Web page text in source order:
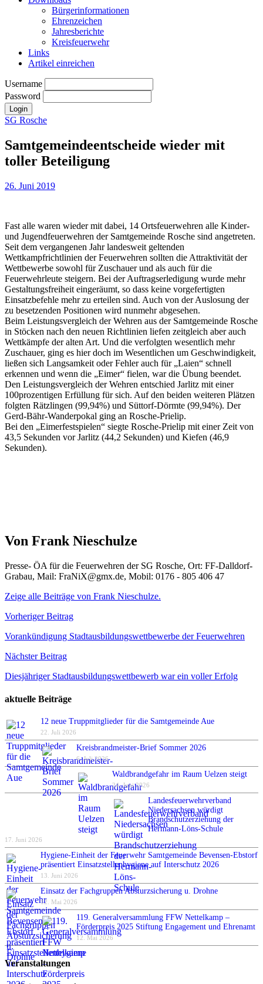
Bürgerinformationen
Ehrenzeichen
Jahresberichte
Kreisfeuerwehr
Links
Artikel einreichen
Username
Password
SG Rosche
Samtgemeindeentscheide wieder mit
toller Beteiligung
26. Juni 2019
Fast alle waren wieder mit dabei, 14 Ortsfeuerwehren alle Kinder-
und Jugendfeuerwehren der Samtgemeinde Rosche sind angetreten.
Seit dem vergangenen Jahr landesweit geltenden
Wettkampfrichtlinien der Feuerwehren sollten die Attraktivität der
Wettbewerbe sowohl für Zuschauer und als auch für die
Feuerwehrleute steigern. Bei der Auftragserledigung wurde mehr
Gestaltungsfreiheit eingeräumt, so dass keine vorgefertigten
Einsatzbefehle mehr zu erteilen sind. Auch von der Auslosung der
zu besetzenden Positionen wird nunmehr abgesehen.
Beim Leistungsvergleich der Wehren aus der Samtgemeinde Rosche
in Stöcken nach den neuen Richtlinien liefen zeitgleich aber auch
Wettkämpfe der alten Art. Und die verfolgten wesentlich mehr
Zuschauer, ging es hier doch im Wesentlichen um Geschwindigkeit,
ließen sich Langsamkeit oder Fehler auch für „Laien“ schnell
erkennen und wenn die „Eimer“ fielen, war die Übung beendet.
Den Leistungsvergleich der Wehren entschied Jarlitz mit einer
100prozentigen Erfüllung für sich. Auf den beiden weiteren Plätzen
folgten Rätzlingen (99,94%) und Süttorf-Dörmte (99,94%). Der
Gerd-Bähr-Wanderpokal ging an Rosche-Prielip.
Bei den „Eimerfestspielen“ siegte Rosche-Prielip mit einer Zeit von
43,5 Sekunden vor Jarlitz (44,2 Sekunden) und Kiefen (46,9
Sekunden).
Von Frank Nieschulze
Presse- ÖA für die Feuerwehren der SG Rosche, Ort: FF-Dalldorf-
Grabau, Mail: FraNiX@gmx.de, Mobil: 0176 - 805 406 47
Zeige alle Beiträge von Frank Nieschulze.
Beitragsnavigation
Vorheriger Beitrag
Vorankündigung Stadtausbildungswettbewerbe der Feuerwehren
Nächster Beitrag
Diesjähriger Stadtausbildungswettbewerb war ein voller Erfolg
aktuelle Beiträge
12 neue Truppmitglieder für die Samtgemeinde Aue
22. Juli 2026
Kreisbrandmeister-Brief Sommer 2026
6. Juli 2026
Waldbrandgefahr im Raum Uelzen steigt
24. Juni 2026
Landesfeuerwehrverband
Niedersachsen würdigt
Brandschutzerziehung der
Hermann-Löns-Schule
17. Juni 2026
Hygiene-Einheit der Feuerwehr Samtgemeinde Bevensen-Ebstorf
präsentiert Einsatzstellenhygiene auf Interschutz 2026
13. Juni 2026
Einsatz der Fachgruppen Absturzsicherung u. Drohne
12. Mai 2026
119. Generalversammlung FFW Nettelkamp –
Förderpreis 2025 Stiftung Engagement und Ehrenamt
12. Mai 2026
Veranstaltungen